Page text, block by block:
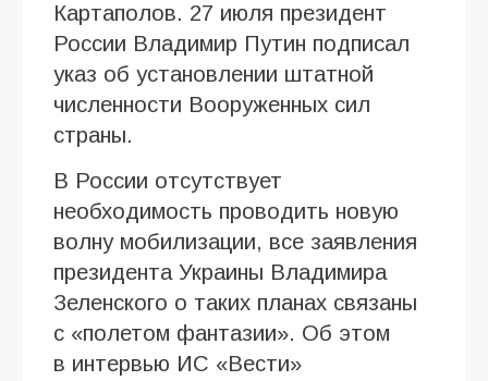
Картаполов. 27 июля президент
России Владимир Путин подписал
указ об установлении штатной
численности Вооруженных сил
страны.
В России отсутствует
необходимость проводить новую
волну мобилизации, все заявления
президента Украины Владимира
Зеленского о таких планах связаны
с «полетом фантазии». Об этом
в интервью ИC «Вести»